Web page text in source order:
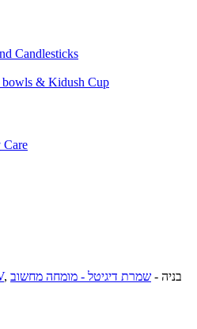
Candlesticks
bowls & Kidush Cup
Care
, בניה - שמרת דיגיטל - מומחה מחשוב